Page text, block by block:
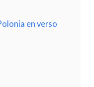
en verso